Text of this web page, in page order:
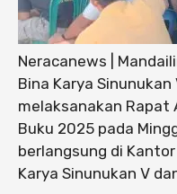
Neracanews |
Bina Karya
melaksanakan Rapat
Buku 2025 pada
berlangsung di
Karya Sinunukan V